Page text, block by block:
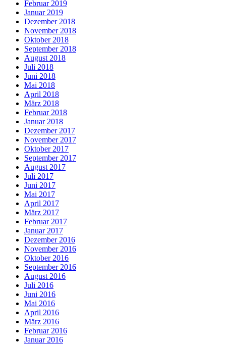
Februar 2019
Januar 2019
Dezember 2018
November 2018
Oktober 2018
September 2018
August 2018
Juli 2018
Juni 2018
Mai 2018
April 2018
März 2018
Februar 2018
Januar 2018
Dezember 2017
November 2017
Oktober 2017
September 2017
August 2017
Juli 2017
Juni 2017
Mai 2017
April 2017
März 2017
Februar 2017
Januar 2017
Dezember 2016
November 2016
Oktober 2016
September 2016
August 2016
Juli 2016
Juni 2016
Mai 2016
April 2016
März 2016
Februar 2016
Januar 2016